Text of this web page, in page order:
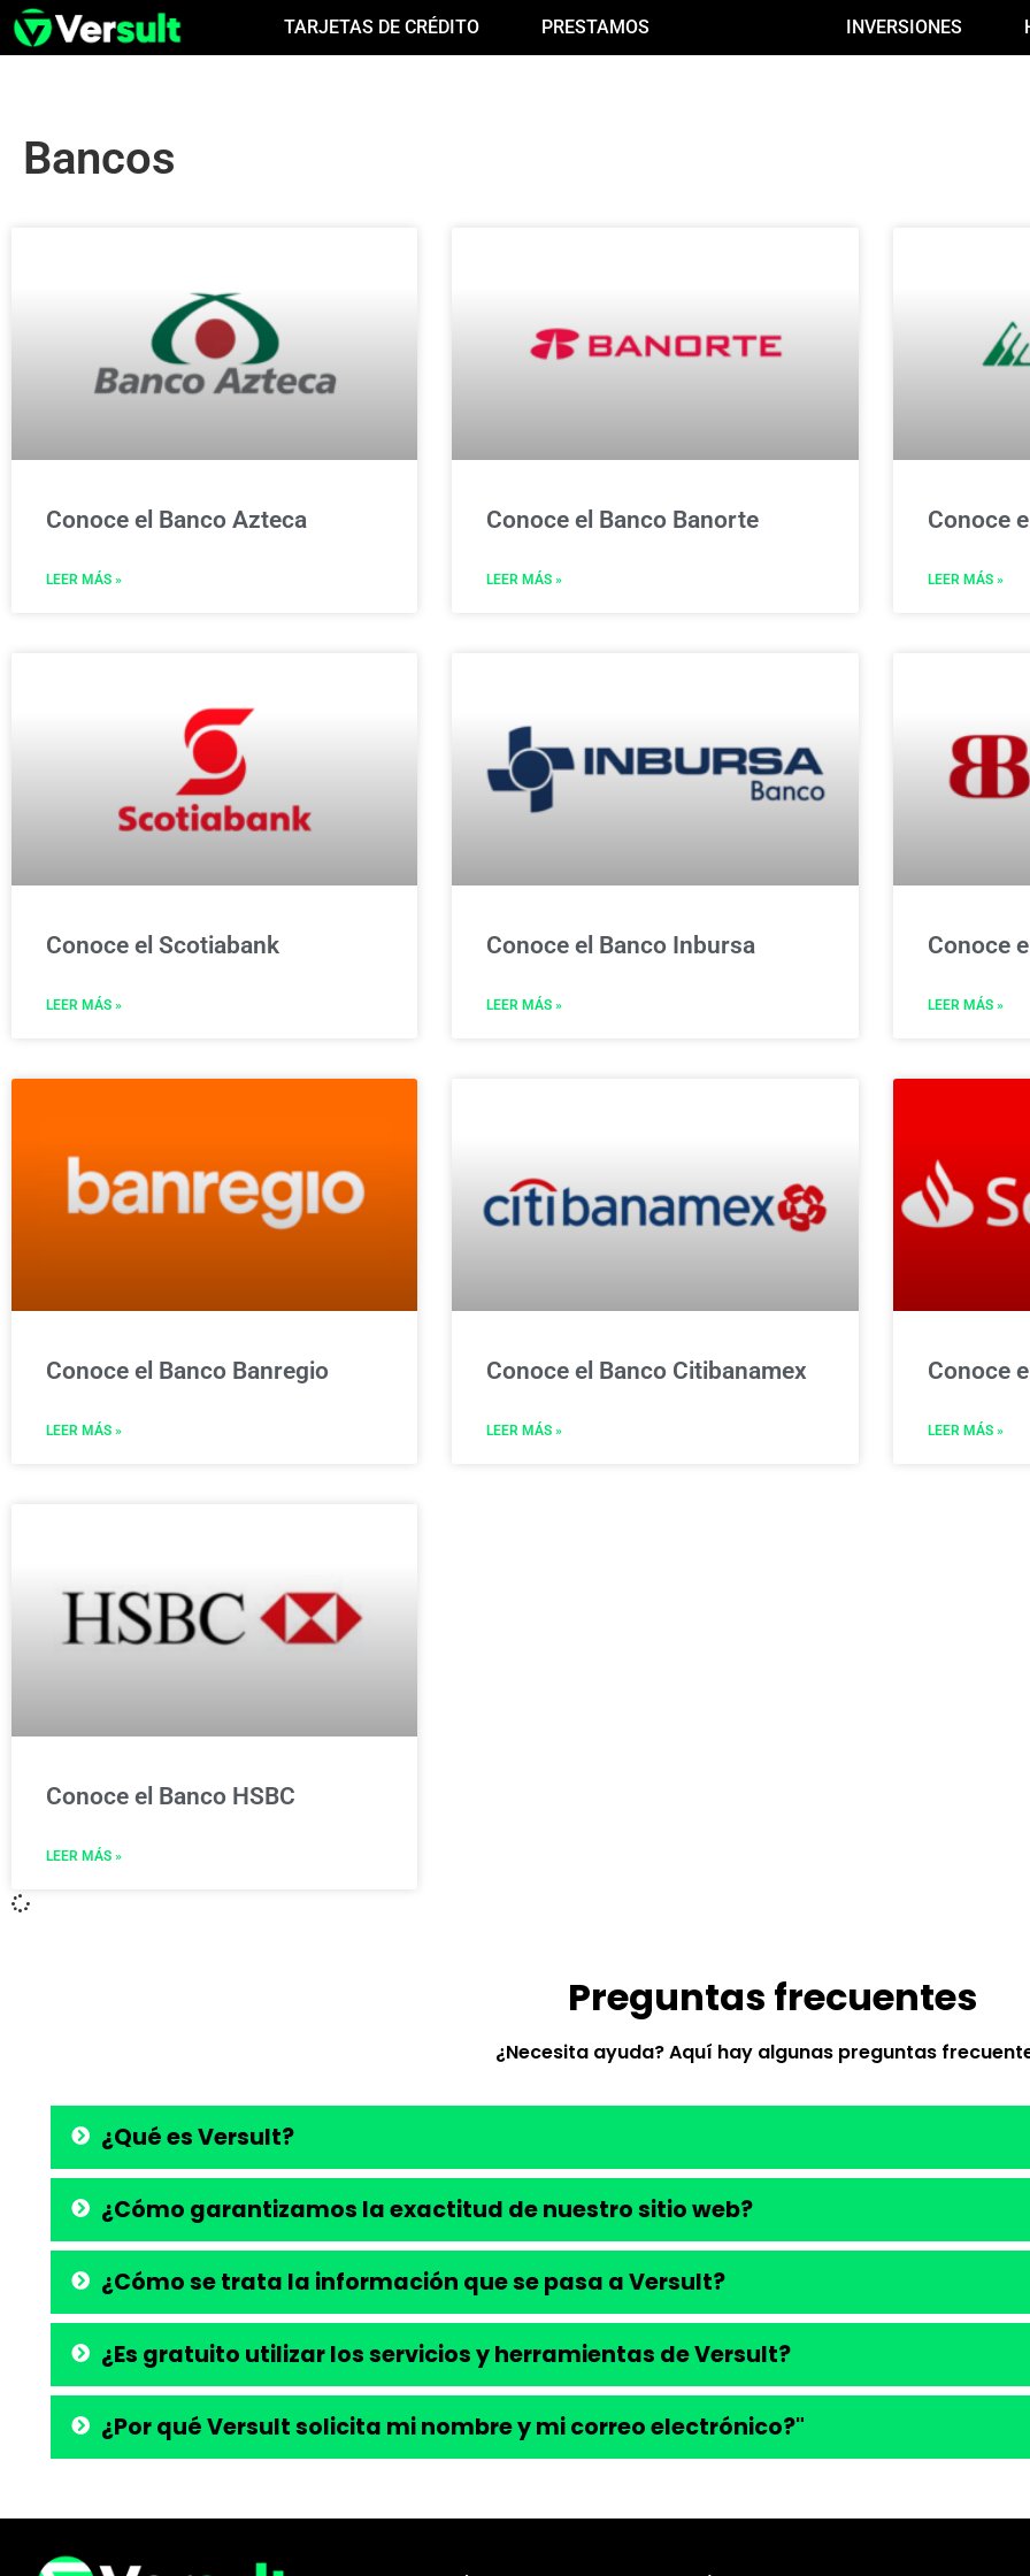
TARJETAS DE CRÉDITO PRESTAMOS INVERSIONES
Bancos
Conoce el Banco Azteca
LEER MÁS »
Conoce el Banco Banorte
LEER MÁS »
Conoce
LEER MÁS »
Conoce el Scotiabank
LEER MÁS »
Conoce el Banco Inbursa
LEER MÁS »
Conoce
LEER MÁS »
Conoce el Banco Banregio
LEER MÁS »
Conoce el Banco Citibanamex
LEER MÁS »
Conoce
LEER MÁS »
Conoce el Banco HSBC
LEER MÁS »
Preguntas frecuentes
¿Necesita ayuda? Aquí hay algunas preguntas
¿Qué es Versult?
¿Cómo garantizamos la exactitud de nuestro sitio web?
¿Cómo se trata la información que se pasa a Versult?
¿Es gratuito utilizar los servicios y herramientas de Versult?
¿Por qué Versult solicita mi nombre y mi correo electrónico?"